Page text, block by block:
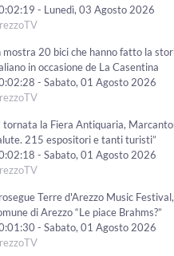
- Lunedì, 03 Agosto 2026
mostra 20 bici che hanno fatto la
in occasione de La Casentina
- Sabato, 01 Agosto 2026
tornata la Fiera Antiquaria,
215 espositori e tanti turisti”
- Sabato, 01 Agosto 2026
Terre d'Arezzo Music
di Arezzo “Le piace Brahms?”
- Sabato, 01 Agosto 2026